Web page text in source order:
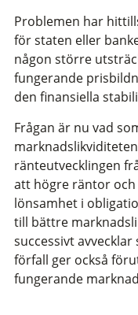
Problemen har
för staten eller
någon större
fungerande
den finansiella
Frågan är nu vad
ränteutvecklingen
att högre räntor
lönsamhet i
till bättre
successivt
förfall ger också
fungerande